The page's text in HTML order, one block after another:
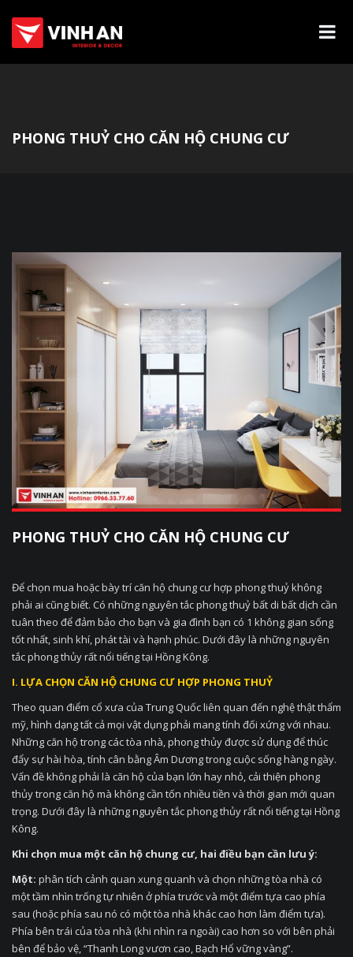
PHONG THUỶ CHO CĂN HỘ CHUNG CƯ
PHONG THUỶ CHO CĂN HỘ CHUNG CƯ
Để chọn mua hoặc bày trí căn hộ chung cư hợp phong thuỷ không
phải ai cũng biết. Có những nguyên tắc phong thuỷ bất di bất dịch cần
tuân theo để đảm bảo cho bạn và gia đình bạn có 1 không gian sống
tốt nhất, sinh khí, phát tài và hạnh phúc. Dưới đây là những nguyên
tắc phong thủy rất nổi tiếng tại Hồng Kông.
I. LỰA CHỌN CĂN HỘ CHUNG CƯ HỢP PHONG THUỶ
Theo quan điểm cổ xưa của Trung Quốc liên quan đến nghệ thật thẩm
mỹ, hình dạng tất cả mọi vật dụng phải mang tính đối xứng với nhau.
Những căn hộ trong các tòa nhà, phong thủy được sử dụng để thúc
đẩy sự hài hòa, tính cân bằng Âm Dương trong cuộc sống hàng ngày.
Vấn đề không phải là căn hộ của bạn lớn hay nhỏ, cải thiện phong
thủy trong căn hộ mà không cần tốn nhiều tiền và thời gian mới quan
trọng. Dưới đây là những nguyên tắc phong thủy rất nổi tiếng tại Hồng
Kông.
Khi chọn mua một căn hộ chung cư, hai điều bạn cần lưu ý:
Một: phân tích cảnh quan xung quanh và chọn những tòa nhà có
một tầm nhìn trống tự nhiên ở phía trước và một điểm tựa cao phía
sau (hoặc phía sau nó có một tòa nhà khác cao hơn làm điểm tựa).
Phía bên trái của tòa nhà (khi nhìn ra ngoài) cao hơn so với bên phải
bên để bảo vệ, “Thanh Long vươn cao, Bạch Hổ vững vàng”.